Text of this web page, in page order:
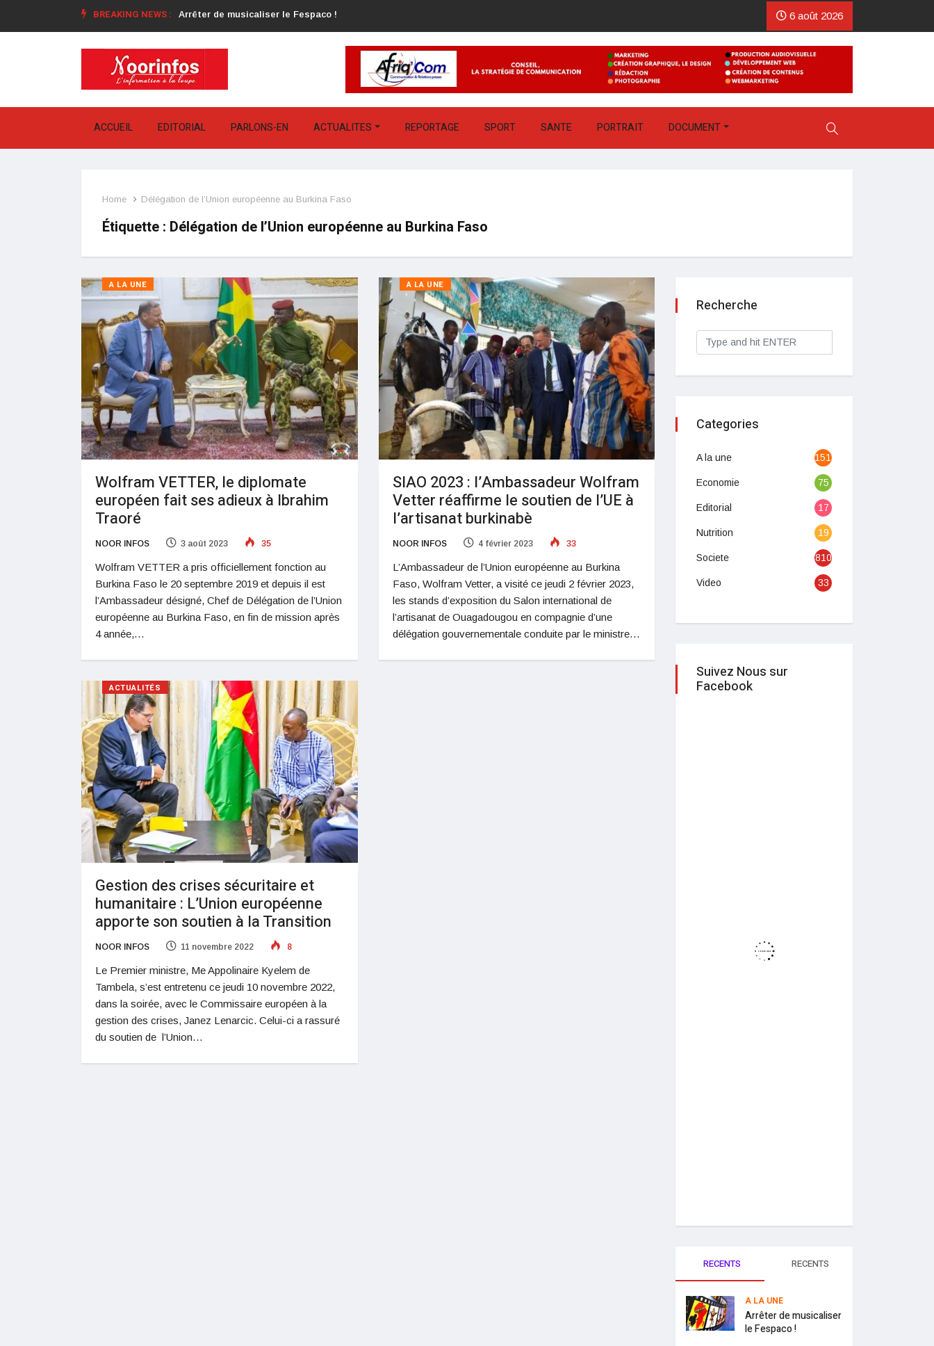
BREAKING NEWS : Arrêter de musicaliser le Fespaco !
« Beogo » de Dez Altino : déjà des lauriers qui forces l’admiration ! 6 août 2026
ACCUEIL EDITORIAL PARLONS-EN ACTUALITES REPORTAGE SPORT SANTE PORTRAIT DOCUMENT
Home Délégation de l’Union européenne au Burkina Faso
Étiquette : Délégation de l’Union européenne au Burkina Faso
A LA UNE
Wolfram VETTER, le diplomate
européen fait ses adieux à Ibrahim
Traoré
NOOR INFOS 3 août 2023 35
Wolfram VETTER a pris officiellement fonction au
Burkina Faso le 20 septembre 2019 et depuis il est
l’Ambassadeur désigné, Chef de Délégation de l’Union
européenne au Burkina Faso, en fin de mission après
4 année,…
A LA UNE
SIAO 2023 : l’Ambassadeur Wolfram
Vetter réaffirme le soutien de l’UE à
l’artisanat burkinabè
NOOR INFOS 4 février 2023 33
L’Ambassadeur de l’Union européenne au Burkina
Faso, Wolfram Vetter, a visité ce jeudi 2 février 2023,
les stands d’exposition du Salon international de
l’artisanat de Ouagadougou en compagnie d’une
délégation gouvernementale conduite par le ministre…
ACTUALITÉS
Gestion des crises sécuritaire et
humanitaire : L’Union européenne
apporte son soutien à la Transition
NOOR INFOS 11 novembre 2022 8
Le Premier ministre, Me Appolinaire Kyelem de
Tambela, s’est entretenu ce jeudi 10 novembre 2022,
dans la soirée, avec le Commissaire européen à la
gestion des crises, Janez Lenarcic. Celui-ci a rassuré
du soutien de l’Union…
Recherche
Categories
A la une 1513
Economie 75
Editorial 17
Nutrition 19
Societe 810
Video 33
Suivez Nous sur
Facebook
RECENTS RECENTS
A LA UNE
Arrêter de musicaliser
le Fespaco !